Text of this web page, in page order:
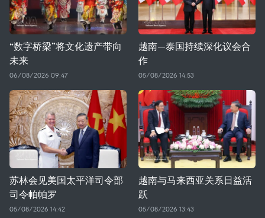
“数字桥梁”将文化遗产带向
未来
06/08/2026 09:47
越南—泰国持续深化议会合
作
05/08/2026 14:53
苏林会见美国太平洋司令部
司令帕帕罗
05/08/2026 14:42
越南与马来西亚关系日益活
跃
05/08/2026 13:43